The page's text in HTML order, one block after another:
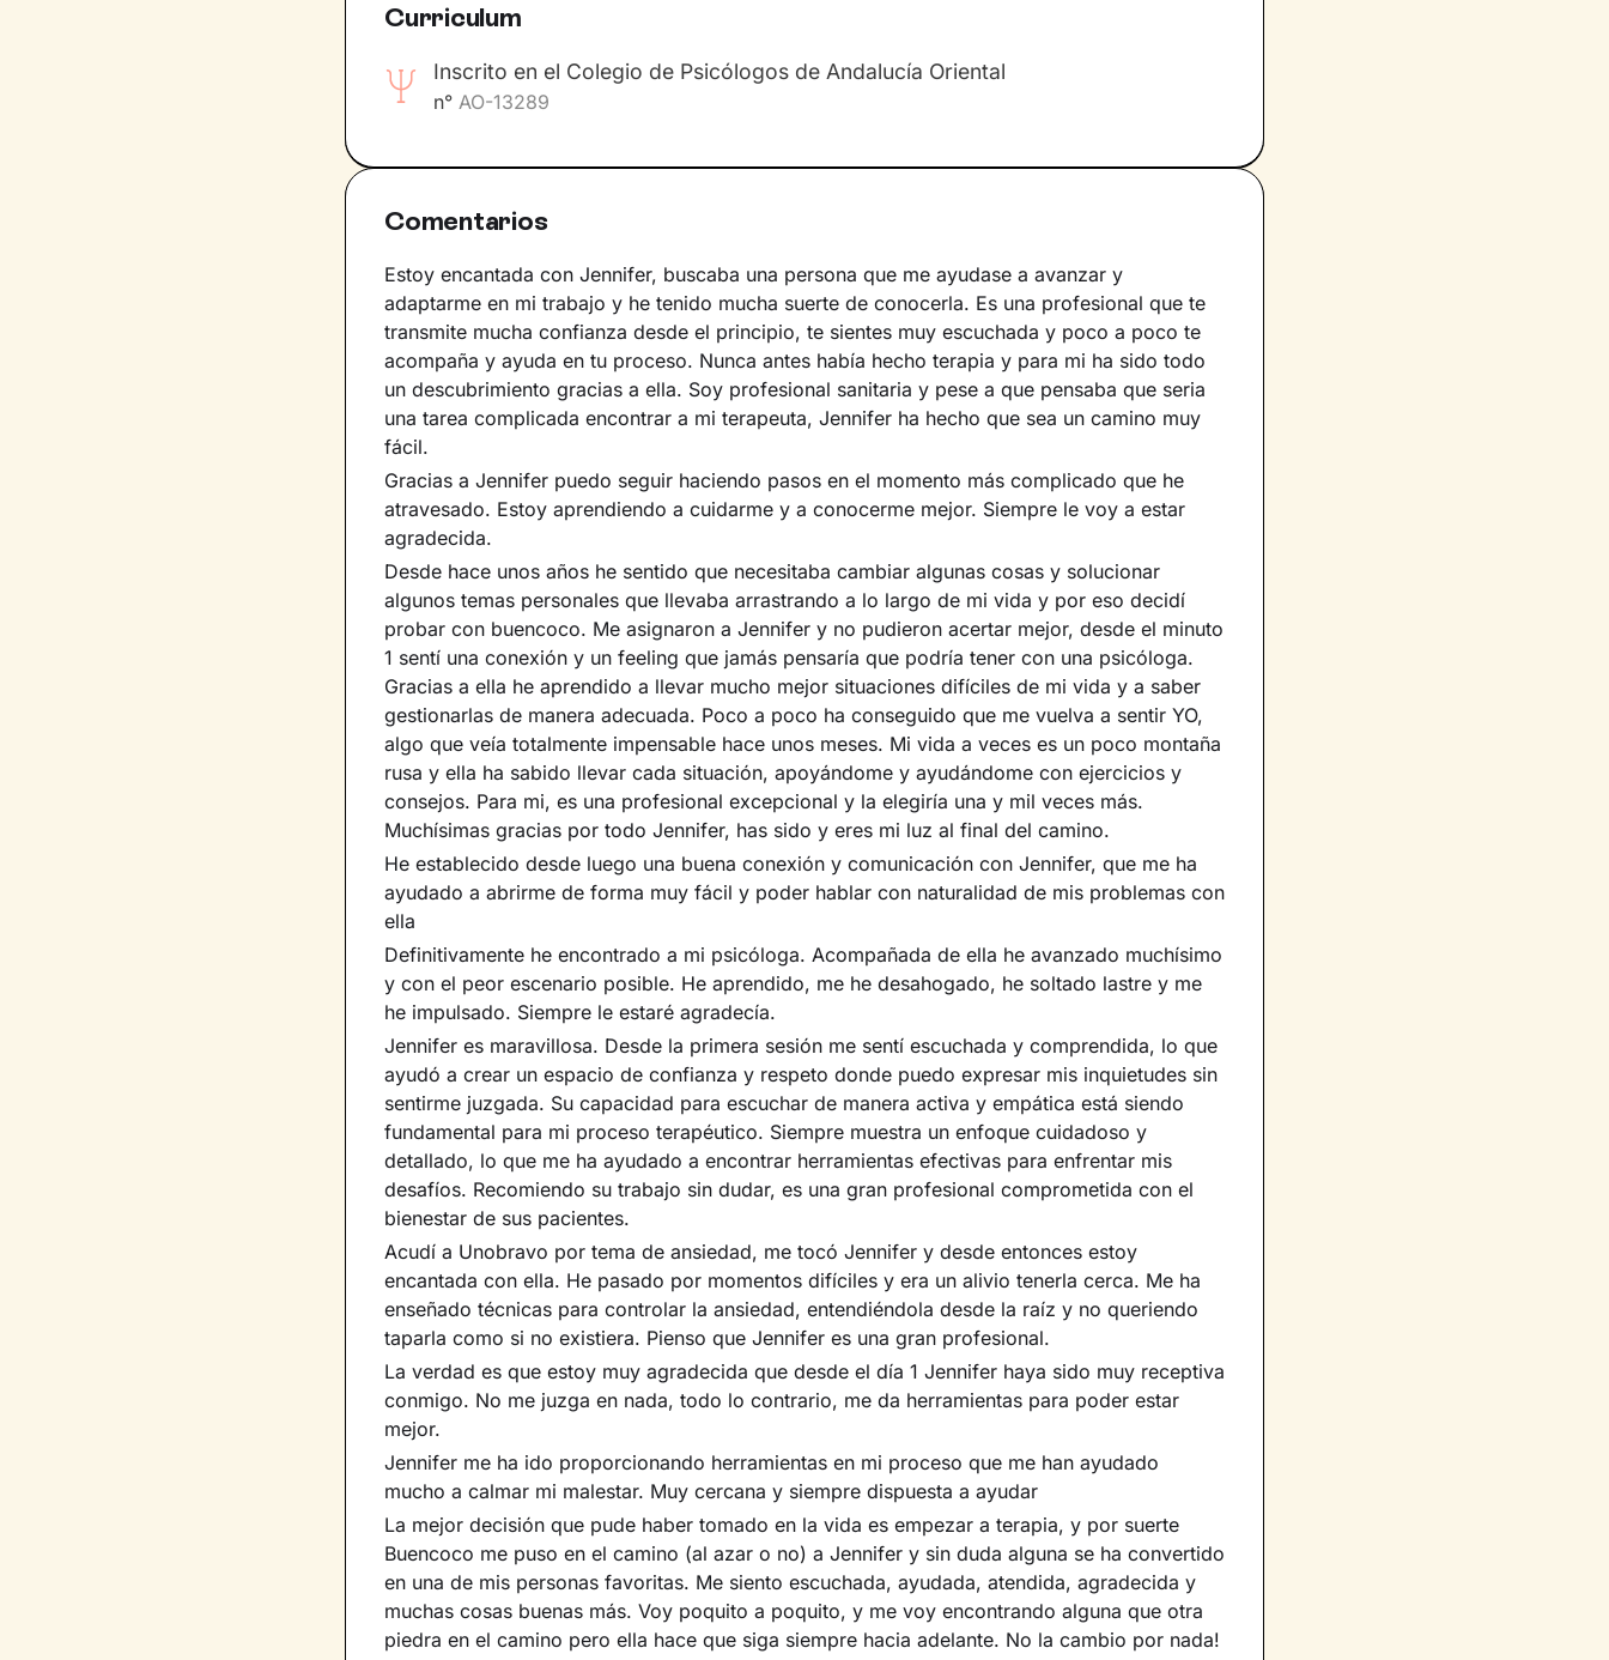
Curriculum
Inscrito en el Colegio de Psicólogos de Andalucía Oriental
n° AO-13289
Comentarios
Estoy encantada con Jennifer, buscaba una persona que me ayudase a avanzar y
adaptarme en mi trabajo y he tenido mucha suerte de conocerla. Es una profesional que te
transmite mucha confianza desde el principio, te sientes muy escuchada y poco a poco te
acompaña y ayuda en tu proceso. Nunca antes había hecho terapia y para mi ha sido todo
un descubrimiento gracias a ella. Soy profesional sanitaria y pese a que pensaba que seria
una tarea complicada encontrar a mi terapeuta, Jennifer ha hecho que sea un camino muy
fácil.
Gracias a Jennifer puedo seguir haciendo pasos en el momento más complicado que he
atravesado. Estoy aprendiendo a cuidarme y a conocerme mejor. Siempre le voy a estar
agradecida.
Desde hace unos años he sentido que necesitaba cambiar algunas cosas y solucionar
algunos temas personales que llevaba arrastrando a lo largo de mi vida y por eso decidí
probar con buencoco. Me asignaron a Jennifer y no pudieron acertar mejor, desde el minuto
1 sentí una conexión y un feeling que jamás pensaría que podría tener con una psicóloga.
Gracias a ella he aprendido a llevar mucho mejor situaciones difíciles de mi vida y a saber
gestionarlas de manera adecuada. Poco a poco ha conseguido que me vuelva a sentir YO,
algo que veía totalmente impensable hace unos meses. Mi vida a veces es un poco montaña
rusa y ella ha sabido llevar cada situación, apoyándome y ayudándome con ejercicios y
consejos. Para mi, es una profesional excepcional y la elegiría una y mil veces más.
Muchísimas gracias por todo Jennifer, has sido y eres mi luz al final del camino.
He establecido desde luego una buena conexión y comunicación con Jennifer, que me ha
ayudado a abrirme de forma muy fácil y poder hablar con naturalidad de mis problemas con
ella
Definitivamente he encontrado a mi psicóloga. Acompañada de ella he avanzado muchísimo
y con el peor escenario posible. He aprendido, me he desahogado, he soltado lastre y me
he impulsado. Siempre le estaré agradecía.
Jennifer es maravillosa. Desde la primera sesión me sentí escuchada y comprendida, lo que
ayudó a crear un espacio de confianza y respeto donde puedo expresar mis inquietudes sin
sentirme juzgada. Su capacidad para escuchar de manera activa y empática está siendo
fundamental para mi proceso terapéutico. Siempre muestra un enfoque cuidadoso y
detallado, lo que me ha ayudado a encontrar herramientas efectivas para enfrentar mis
desafíos. Recomiendo su trabajo sin dudar, es una gran profesional comprometida con el
bienestar de sus pacientes.
Acudí a Unobravo por tema de ansiedad, me tocó Jennifer y desde entonces estoy
encantada con ella. He pasado por momentos difíciles y era un alivio tenerla cerca. Me ha
enseñado técnicas para controlar la ansiedad, entendiéndola desde la raíz y no queriendo
taparla como si no existiera. Pienso que Jennifer es una gran profesional.
La verdad es que estoy muy agradecida que desde el día 1 Jennifer haya sido muy receptiva
conmigo. No me juzga en nada, todo lo contrario, me da herramientas para poder estar
mejor.
Jennifer me ha ido proporcionando herramientas en mi proceso que me han ayudado
mucho a calmar mi malestar. Muy cercana y siempre dispuesta a ayudar
La mejor decisión que pude haber tomado en la vida es empezar a terapia, y por suerte
Buencoco me puso en el camino (al azar o no) a Jennifer y sin duda alguna se ha convertido
en una de mis personas favoritas. Me siento escuchada, ayudada, atendida, agradecida y
muchas cosas buenas más. Voy poquito a poquito, y me voy encontrando alguna que otra
piedra en el camino pero ella hace que siga siempre hacia adelante. No la cambio por nada!